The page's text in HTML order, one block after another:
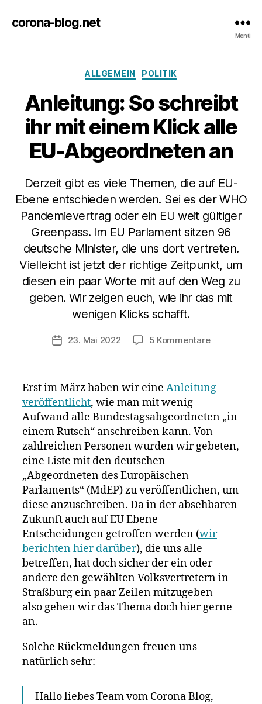
corona-blog.net
Menü
Kategorien
ALLGEMEIN POLITIK
Anleitung: So schreibt
ihr mit einem Klick alle
EU-Abgeordneten an
Derzeit gibt es viele Themen, die auf EU-
Ebene entschieden werden. Sei es der WHO
Pandemievertrag oder ein EU weit gültiger
Greenpass. Im EU Parlament sitzen 96
deutsche Minister, die uns dort vertreten.
Vielleicht ist jetzt der richtige Zeitpunkt, um
diesen ein paar Worte mit auf den Weg zu
geben. Wir zeigen euch, wie ihr das mit
wenigen Klicks schafft.
Veröffentlichungsdatum
23. Mai 2022 5 Kommentarezu
ihr
einem
Klick
alle
Erst im März haben wir eine Anleitung
veröffentlicht, wie man mit wenig
Aufwand alle Bundestagsabgeordneten „in
einem Rutsch“ anschreiben kann. Von
zahlreichen Personen wurden wir gebeten,
eine Liste mit den deutschen
„Abgeordneten des Europäischen
Parlaments“ (MdEP) zu veröffentlichen, um
diese anzuschreiben. Da in der absehbaren
Zukunft auch auf EU Ebene
Entscheidungen getroffen werden (wir
berichten hier darüber), die uns alle
betreffen, hat doch sicher der ein oder
andere den gewählten Volksvertretern in
Straßburg ein paar Zeilen mitzugeben –
also gehen wir das Thema doch hier gerne
an.
Solche Rückmeldungen freuen uns
natürlich sehr:
Hallo liebes Team vom Corona Blog,